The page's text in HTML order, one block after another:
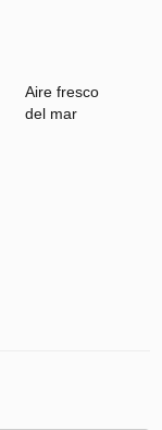
Aire fresco
del mar